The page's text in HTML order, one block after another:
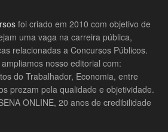
foi criado em 2010 com objetivo de
uma vaga na carreira pública,
relacionadas a Concursos Públicos.
nosso editorial com:
do Trabalhador, Economia, entre
prezam pela qualidade e objetividade.
ONLINE, 20 anos de credibilidade